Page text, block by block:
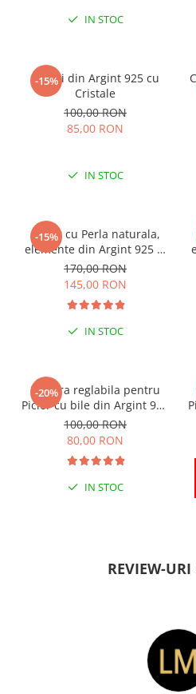
IN STOC
-15%
Cercei din Argint 925 cu
Cristale
100,00 RON
85,00 RON
IN STOC
-15%
Colier cu Perla naturala,
elemente din Argint 925 si
margele Miyuki, multicolor
170,00 RON
145,00 RON
IN STOC
-20%
Bratara reglabila pentru
Picior cu bile din Argint 925
si margele Miyuki rosii
100,00 RON
80,00 RON
IN STOC
REVIEW-